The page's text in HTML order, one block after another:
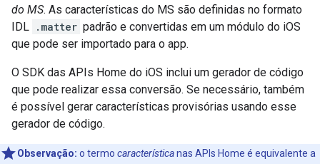
do MS. As características do MS são definidas no formato
IDL .matter padrão e convertidas em um módulo do iOS
que pode ser importado para o app.
O SDK das APIs Home do iOS inclui um gerador de código
que pode realizar essa conversão. Se necessário, também
é possível gerar características provisórias usando esse
gerador de código.
Observação: o termo característicanas APIs Home é equivalente a